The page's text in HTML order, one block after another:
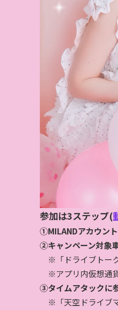
参加は3ステップ​(
①MILANDアカウン
②キャンペーン対象
※「ドライブトー
※アプリ内仮想通
③タイムアタックに
※「天空ドライブ